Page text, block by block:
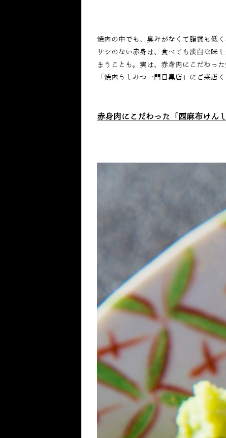
焼肉の中でも、臭みがなくて脂質も低
サシのない赤身は、食べても淡白な味
まうことも。実は、赤身肉にこだわっ
「焼肉うしみつ⼀⾨⽬⿊店」にご来店く
赤身肉にこだわった「西麻布けん